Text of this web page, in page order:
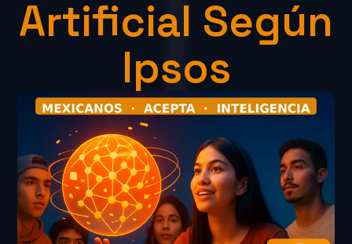
Artificial Según
Ipsos